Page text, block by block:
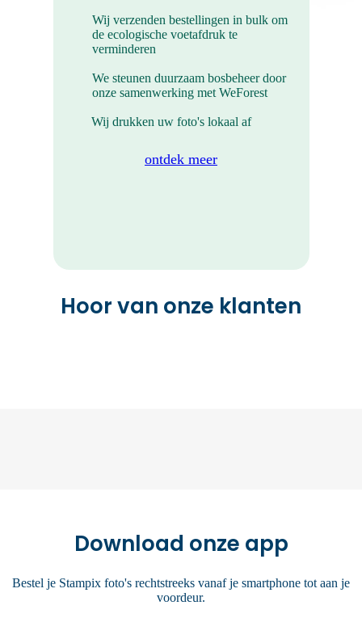
BEKIJK ALLE PRODUCTEN
Wij verzenden bestellingen in bulk om
de ecologische voetafdruk te
verminderen
We steunen duurzaam bosbeheer door
onze samenwerking met WeForest
Wij drukken uw foto's lokaal af
ontdek meer
Hoor van onze klanten
Download onze app
Bestel je Stampix foto's rechtstreeks vanaf je smartphone tot aan je
voordeur.